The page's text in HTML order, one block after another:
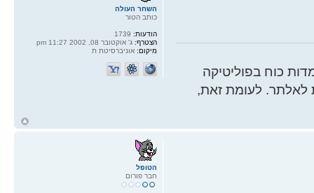
כוח בפוליטיקה
לאלתר. לעומת זאת,
השחר העולה
כותב הטור
הודעות:
הצטרף: ג' אוקטובר 08, 2002 11:27 pm
מיקום: אוניברסיטת ת
הטופל
חבר פורום